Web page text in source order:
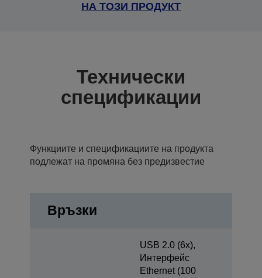
НА ТОЗИ ПРОДУКТ
Технически
спецификации
Функциите и спецификациите на продукта
подлежат на промяна без предизвестие
Връзки
USB 2.0 (6x),
Интерфейс
Ethernet (100